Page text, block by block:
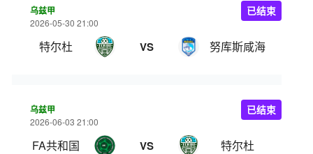
乌兹甲
2026-05-30 21:00
特尔杜 VS 努库斯咸海
已结束
乌兹甲
2026-06-03 21:00
FA共和国 VS 特尔杜
已结束